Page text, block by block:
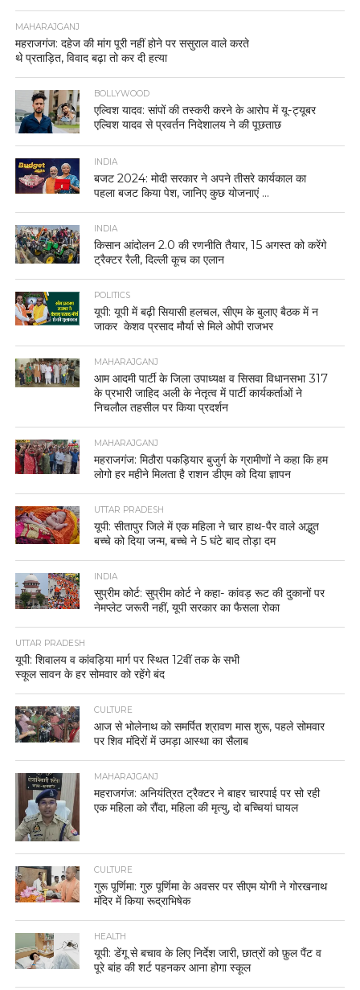
MAHARAJGANJ
महराजगंज: दहेज की मांग पूरी नहीं होने पर ससुराल वाले करते
थे प्रताड़ित, विवाद बढ़ा तो कर दी हत्या
BOLLYWOOD
एल्विश यादव: सांपों की तस्करी करने के आरोप में यू-ट्यूबर
एल्विश यादव से प्रवर्तन निदेशालय ने की पूछताछ
INDIA
बजट 2024: मोदी सरकार ने अपने तीसरे कार्यकाल का
पहला बजट किया पेश, जानिए कुछ योजनाएं …
INDIA
किसान आंदोलन 2.0 की रणनीति तैयार, 15 अगस्त को करेंगे
ट्रैक्टर रैली, दिल्ली कूच का एलान
POLITICS
यूपी: यूपी में बढ़ी सियासी हलचल, सीएम के बुलाए बैठक में न
जाकर केशव प्रसाद मौर्या से मिले ओपी राजभर
MAHARAJGANJ
आम आदमी पार्टी के जिला उपाध्यक्ष व सिसवा विधानसभा 317
के प्रभारी जाहिद अली के नेतृत्व में पार्टी कार्यकर्ताओं ने
निचलौल तहसील पर किया प्रदर्शन
MAHARAJGANJ
महराजगंज: मिठौरा पकड़ियार बुजुर्ग के ग्रामीणों ने कहा कि हम
लोगो हर महीने मिलता है राशन डीएम को दिया ज्ञापन
UTTAR PRADESH
यूपी: सीतापुर जिले में एक महिला ने चार हाथ-पैर वाले अद्भुत
बच्चे को दिया जन्म, बच्चे ने 5 घंटे बाद तोड़ा दम
INDIA
सुप्रीम कोर्ट: सुप्रीम कोर्ट ने कहा- कांवड़ रूट की दुकानों पर
नेमप्लेट जरूरी नहीं, यूपी सरकार का फैसला रोका
UTTAR PRADESH
यूपी: शिवालय व कांवड़िया मार्ग पर स्थित 12वीं तक के सभी
स्कूल सावन के हर सोमवार को रहेंगे बंद
CULTURE
आज से भोलेनाथ को समर्पित श्रावण मास शुरू, पहले सोमवार
पर शिव मंदिरों में उमड़ा आस्था का सैलाब
MAHARAJGANJ
महराजगंज: अनियंत्रित ट्रैक्टर ने बाहर चारपाई पर सो रही
एक महिला को रौंदा, महिला की मृत्यु, दो बच्चियां घायल
CULTURE
गुरू पूर्णिमा: गुरु पूर्णिमा के अवसर पर सीएम योगी ने गोरखनाथ
मंदिर में किया रूद्राभिषेक
HEALTH
यूपी: डेंगू से बचाव के लिए निर्देश जारी, छात्रों को फ़ुल पैंट व
पूरे बांह की शर्ट पहनकर आना होगा स्कूल